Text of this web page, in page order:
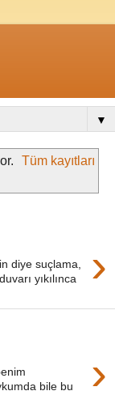
▼
Tüm kayıtları
›
diye suçlama,
yıkılınca
›
bile bu